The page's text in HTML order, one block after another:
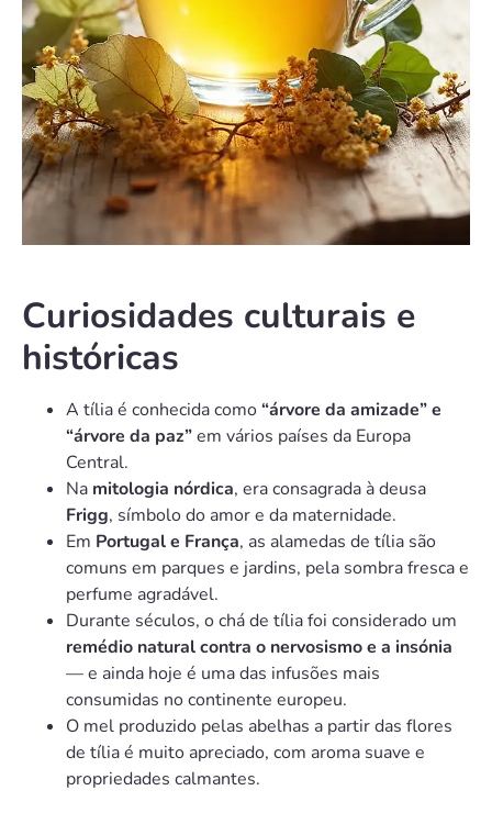
Curiosidades culturais e
históricas
A tília é conhecida como“árvore da amizade” e
“árvore da paz”em vários países da Europa
Central.
Na mitologia nórdica, era consagrada à deusa
Frigg, símbolo do amor e da maternidade.
Em Portugal e França, as alamedas de tília são
comuns em parques e jardins, pela sombra fresca e
perfume agradável.
Durante séculos, o chá de tília foi considerado um
remédio natural contra o nervosismo e a insónia
— e ainda hoje é uma das infusões mais
consumidas no continente europeu.
O mel produzido pelas abelhas a partir das flores
de tília é muito apreciado, com aroma suave e
propriedades calmantes.